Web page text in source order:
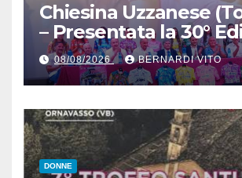
Chiesina Uzzanese
– Presentata la 30°
del Giro della Toscana
Femminile : Si
27 al 30 Agosto 2026
08/08/2026 BERNARDI VITO
DONNE